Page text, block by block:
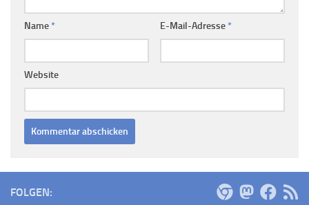
Name * E-Mail-Adresse *
Website
FOLGEN: